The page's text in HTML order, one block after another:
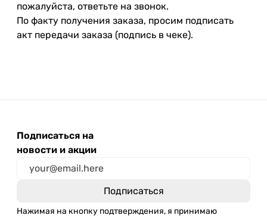
пожалуйста, ответьте на звонок.
По факту получения заказа, просим подписать
акт передачи заказа (подпись в чеке).
Подписаться на
новости и акции
Нажимая на кнопку подтверждения, я принимаю